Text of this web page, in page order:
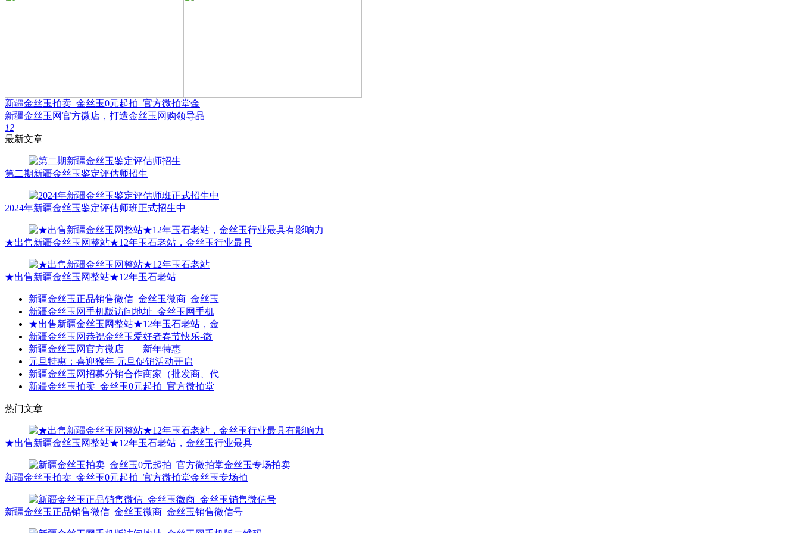
新疆金丝玉拍卖_金丝玉0元起拍_官方微拍堂金
新疆金丝玉网官方微店，打造金丝玉网购领导品
12
最新文章
第二期新疆金丝玉鉴定评估师招生
2024年新疆金丝玉鉴定评估师班正式招生中
★出售新疆金丝玉网整站★12年玉石老站，金丝玉行业最具
★出售新疆金丝玉网整站★12年玉石老站
新疆金丝玉正品销售微信_金丝玉微商_金丝玉
新疆金丝玉网手机版访问地址_金丝玉网手机
★出售新疆金丝玉网整站★12年玉石老站，金
新疆金丝玉网恭祝金丝玉爱好者春节快乐-微
新疆金丝玉网官方微店——新年特惠
元旦特惠：喜迎猴年 元旦促销活动开启
新疆金丝玉网招募分销合作商家（批发商、代
新疆金丝玉拍卖_金丝玉0元起拍_官方微拍堂
热门文章
★出售新疆金丝玉网整站★12年玉石老站，金丝玉行业最具
新疆金丝玉拍卖_金丝玉0元起拍_官方微拍堂金丝玉专场拍
新疆金丝玉正品销售微信_金丝玉微商_金丝玉销售微信号